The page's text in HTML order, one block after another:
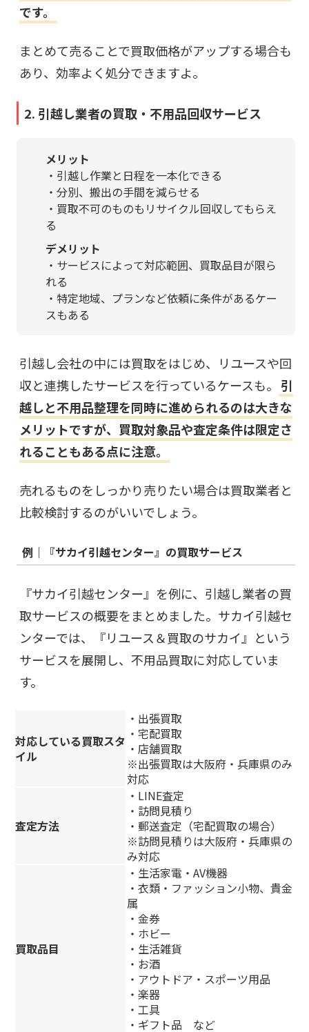
です。
まとめて売ることで買取価格がアップする場合も
あり、効率よく処分できますよ。
2. 引越し業者の買取・不用品回収サービス
メリット
・引越し作業と日程を一本化できる
・分別、搬出の手間を減らせる
・買取不可のものもリサイクル回収してもらえ
る
デメリット
・サービスによって対応範囲、買取品目が限ら
れる
・特定地域、プランなど依頼に条件があるケー
スもある
引越し会社の中には買取をはじめ、リユースや回
収と連携したサービスを行っているケースも。 引
越しと不用品整理を同時に進められるのは大きな
メリットですが、買取対象品や査定条件は限定さ
れることもある点に注意。
売れるものをしっかり売りたい場合は買取業者と
比較検討するのがいいでしょう。
例｜『サカイ引越センター』の買取サービス
『サカイ引越センター』を例に、引越し業者の買
取サービスの概要をまとめました。サカイ引越セ
ンターでは、『リユース＆買取のサカイ』という
サービスを展開し、不用品買取に対応していま
す。
対応している買取スタ
イル
・出張買取
・宅配買取
・店舗買取
※出張買取は大阪府・兵庫県のみ
対応
査定方法
・LINE査定
・訪問見積り
・郵送査定（宅配買取の場合）
※訪問見積りは大阪府・兵庫県の
み対応
買取品目
・生活家電・AV機器
・衣類・ファッション小物、貴金
属
・金券
・ホビー
・生活雑貨
・お酒
・アウトドア・スポーツ用品
・楽器
・工具
・ギフト品 など